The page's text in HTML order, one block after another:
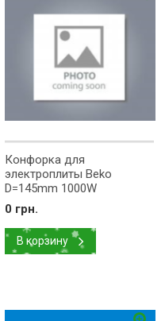
Конфорка для
электроплиты Beko
D=145mm 1000W
162100052
0 грн.
В корзину